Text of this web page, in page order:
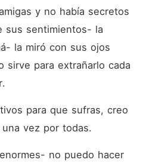
y no había secretos
sus sentimientos- la
la miró con sus ojos
sirve para extrañarlo cada
para que sufras, creo
vez por todas.
no puedo hacer